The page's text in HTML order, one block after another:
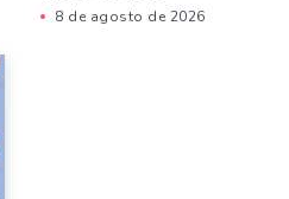
8 de agosto de 2026